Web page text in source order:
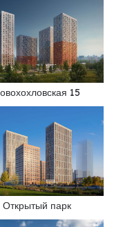
15
Открытый парк